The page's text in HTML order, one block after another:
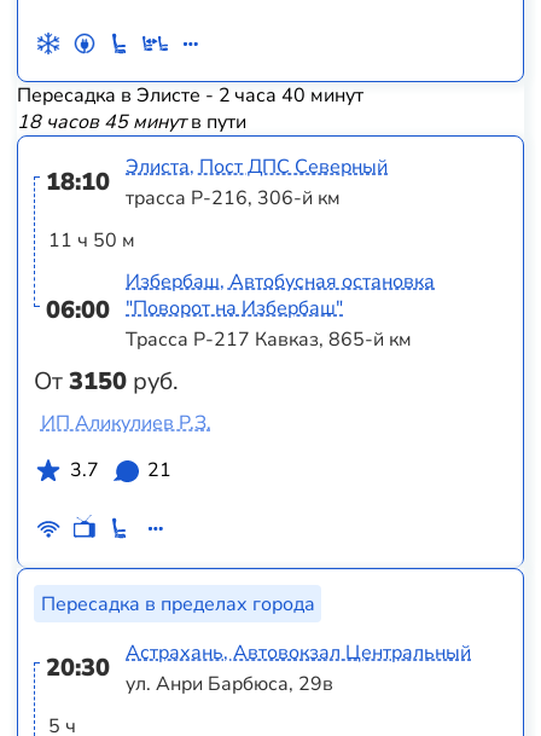
Пересадка в Элисте - 2 часа 40 минут
18 часов 45 минутв пути
18:10
11 ч 50 м
06:00
От3150 руб.
Элиста, Пост ДПС Северный
трасса Р-216, 306-й км
Избербаш, Автобусная остановка
"Поворот на Избербаш"
Трасса Р-217 Кавказ, 865-й км
ИП Аликулиев Р.З.
3.7
21
Пересадка в пределах города
20:30
5 ч
Астрахань, Автовокзал Центральный
ул. Анри Барбюса, 29в